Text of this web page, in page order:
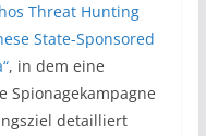
Threat Hunting
State-Sponsored
, in dem eine
Spionagekampagne
detailliert